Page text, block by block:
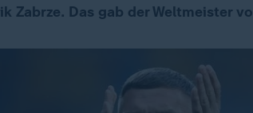
Zabrze. Das gab der Weltmeister